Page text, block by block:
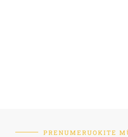
PRENUMERUOKITE